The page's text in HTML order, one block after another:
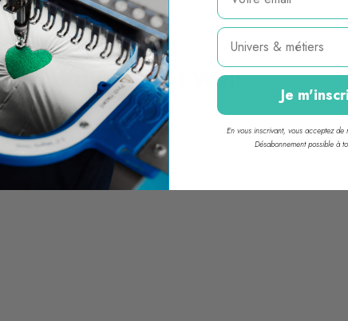
de T-shirt Weil
Métier
Je
En vous inscrivant, vous acceptez de
Désabonnement possible à